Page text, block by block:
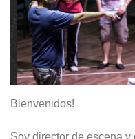
Bienvenidos!
Soy director de escena